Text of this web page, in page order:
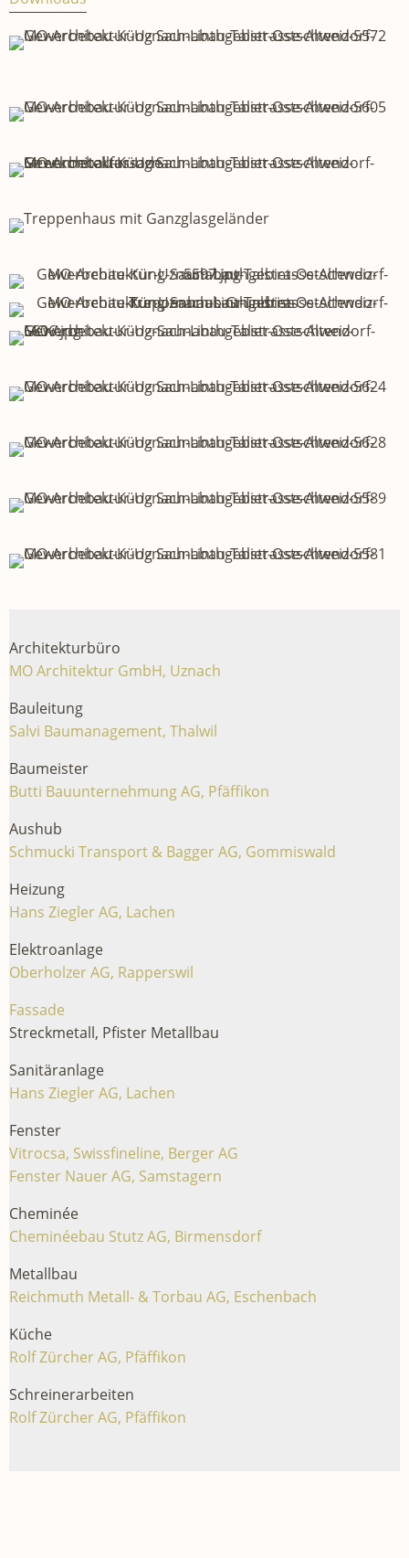
Architekturbüro
MO Architektur GmbH, Uznach
Bauleitung
Salvi Baumanagement, Thalwil
Baumeister
Butti Bauunternehmung AG, Pfäffikon
Aushub
Schmucki Transport & Bagger AG, Gommiswald
Heizung
Hans Ziegler AG, Lachen
Elektroanlage
Oberholzer AG, Rapperswil
Fassade
Streckmetall, Pfister Metallbau
Sanitäranlage
Hans Ziegler AG, Lachen
Fenster
Vitrocsa, Swissfineline, Berger AG
Fenster Nauer AG, Samstagern
Cheminée
Cheminéebau Stutz AG, Birmensdorf
Metallbau
Reichmuth Metall- & Torbau AG, Eschenbach
Küche
Rolf Zürcher AG, Pfäffikon
Schreinerarbeiten
Rolf Zürcher AG, Pfäffikon